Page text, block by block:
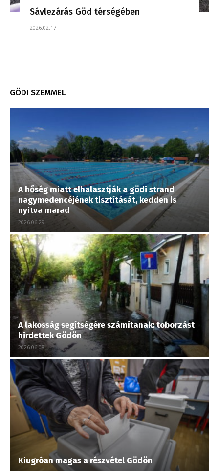
Sávlezárás Göd térségében
2026.02.17.
GÖDI SZEMMEL
A hőség miatt elhalasztják a gödi strand
nagymedencéjének tisztítását, kedden is
nyitva marad
2026.06.29.
A lakosság segítségére számítanak: toborzást
hirdettek Gödön
2026.06.08.
Kiugróan magas a részvétel Gödön